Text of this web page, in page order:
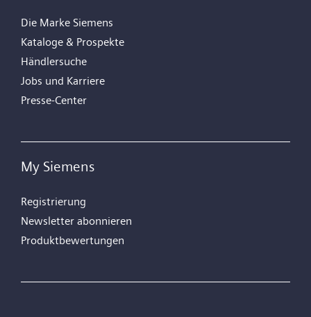
Die Marke Siemens
Kataloge & Prospekte
Händlersuche
Jobs und Karriere
Presse-Center
My Siemens
Registrierung
Newsletter abonnieren
Produktbewertungen